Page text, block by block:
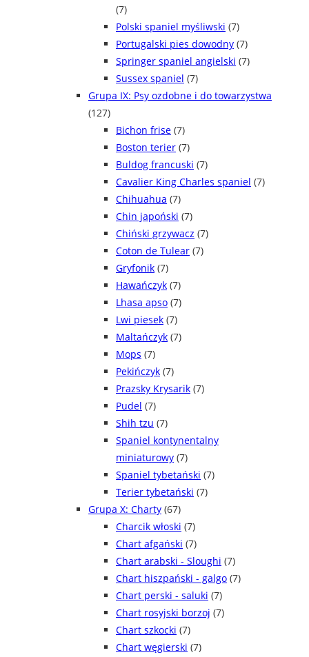
(7)
Polski spaniel myśliwski (7)
Portugalski pies dowodny (7)
Springer spaniel angielski (7)
Sussex spaniel (7)
Grupa IX: Psy ozdobne i do towarzystwa
(127)
Bichon frise (7)
Boston terier (7)
Buldog francuski (7)
Cavalier King Charles spaniel (7)
Chihuahua (7)
Chin japoński (7)
Chiński grzywacz (7)
Coton de Tulear (7)
Gryfonik (7)
Hawańczyk (7)
Lhasa apso (7)
Lwi piesek (7)
Maltańczyk (7)
Mops (7)
Pekińczyk (7)
Prazsky Krysarik (7)
Pudel (7)
Shih tzu (7)
Spaniel kontynentalny
miniaturowy (7)
Spaniel tybetański (7)
Terier tybetański (7)
Grupa X: Charty (67)
Charcik włoski (7)
Chart afgański (7)
Chart arabski - Sloughi (7)
Chart hiszpański - galgo (7)
Chart perski - saluki (7)
Chart rosyjski borzoj (7)
Chart szkocki (7)
Chart węgierski (7)